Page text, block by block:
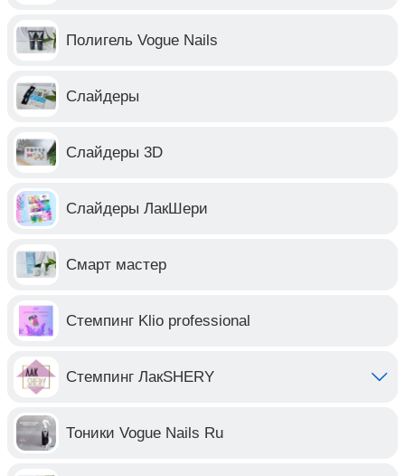
Полигель Vogue Nails
Слайдеры
Слайдеры 3D
Слайдеры ЛакШери
Смарт мастер
Стемпинг Klio professional
Стемпинг ЛакSHERY
Тоники Vogue Nails Ru